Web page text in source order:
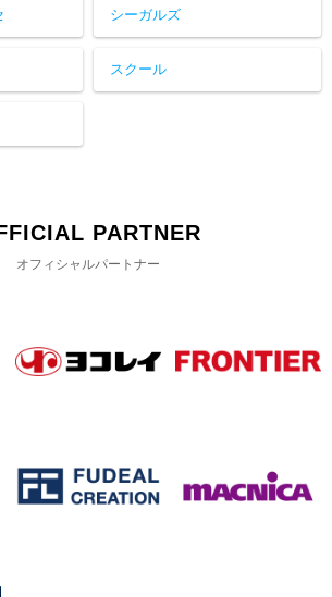
シーガルズ
スクール
PARTNER
オフィシャルパートナー